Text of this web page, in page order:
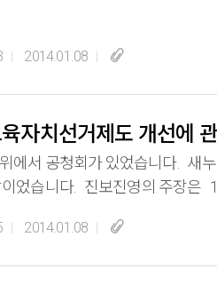
2014.01.08
자치선거제도 개선에
에서 공청회가 있었습니다. 새
정된 교육의원 선거 폐지를 원래대로 직선제로 하자. 2) 교육감 직접선거 유지 및 교육감 자격요건에서 교육경
의 음모, 무슨일이 있어도 막아내
2014.01.08